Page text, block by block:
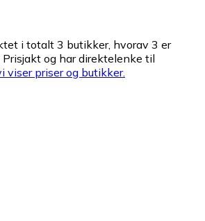
i totalt 3 butikker, hvorav 3 er
og har direktelenke til
viser priser og butikker.